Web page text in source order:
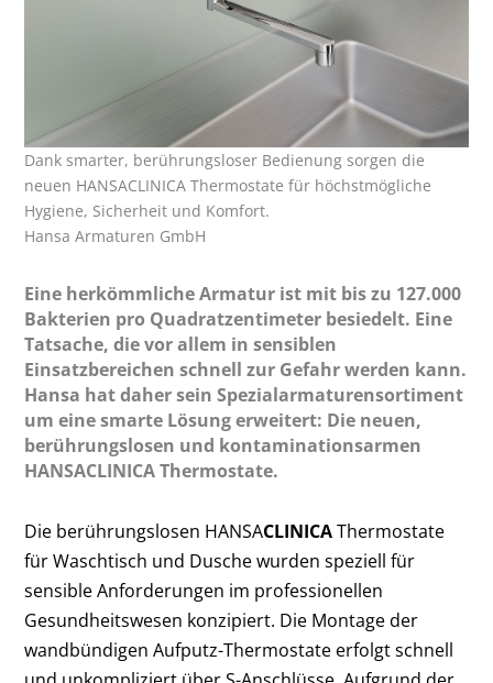
Dank smarter, berührungsloser Bedienung sorgen die
neuen HANSACLINICA Thermostate für höchstmögliche
Hygiene, Sicherheit und Komfort.
Hansa Armaturen GmbH
Eine herkömmliche Armatur ist mit bis zu 127.000
Bakterien pro Quadratzentimeter besiedelt. Eine
Tatsache, die vor allem in sensiblen
Einsatzbereichen schnell zur Gefahr werden kann.
Hansa hat daher sein Spezialarmaturensortiment
um eine smarte Lösung erweitert: Die neuen,
berührungslosen und kontaminationsarmen
HANSACLINICA Thermostate.
Die berührungslosen HANSACLINICAThermostate
für Waschtisch und Dusche wurden speziell für
sensible Anforderungen im professionellen
Gesundheitswesen konzipiert. Die Montage der
wandbündigen Aufputz-Thermostate erfolgt schnell